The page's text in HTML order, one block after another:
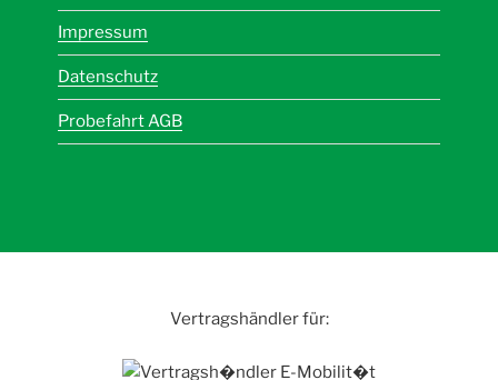
Impressum
Datenschutz
Probefahrt AGB
Vertragshändler für: